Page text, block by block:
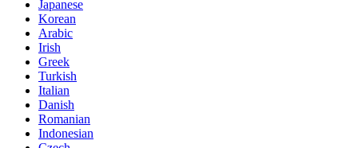
Japanese
Korean
Arabic
Irish
Greek
Turkish
Italian
Danish
Romanian
Indonesian